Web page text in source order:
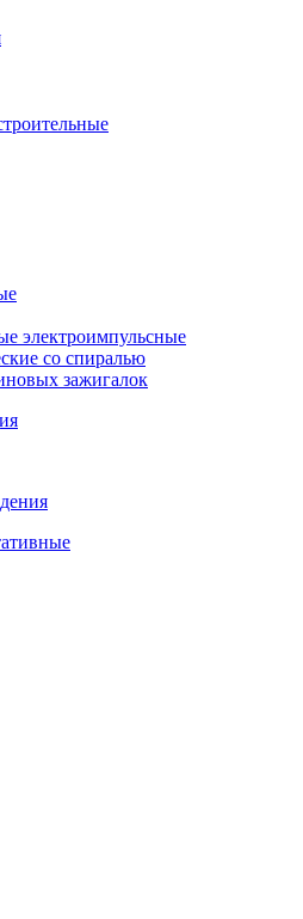
электроимпульсные
со спиралью
зажигалок